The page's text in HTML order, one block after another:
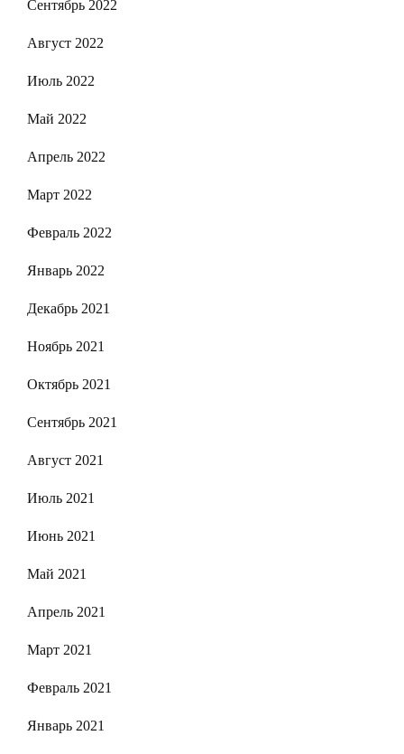
Сентябрь 2022
Август 2022
Июль 2022
Май 2022
Апрель 2022
Март 2022
Февраль 2022
Январь 2022
Декабрь 2021
Ноябрь 2021
Октябрь 2021
Сентябрь 2021
Август 2021
Июль 2021
Июнь 2021
Май 2021
Апрель 2021
Март 2021
Февраль 2021
Январь 2021